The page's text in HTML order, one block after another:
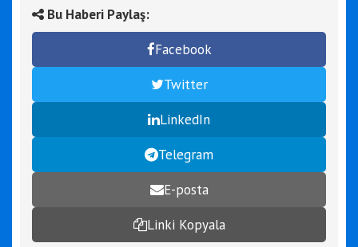
Bu Haberi Paylaş:
Facebook
Twitter
LinkedIn
Telegram
E-posta
Linki Kopyala